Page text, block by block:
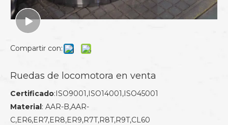
Compartir con:
Ruedas de locomotora en venta
Certificado:ISO9001,ISO14001,ISO45001
Material: AAR-B,AAR-
C,ER6,ER7,ER8,ER9,R7T,R8T,R9T,CL60